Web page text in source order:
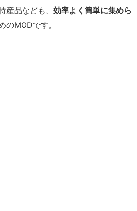
産品なども、 効率よく簡単に集めら
のMODです。